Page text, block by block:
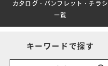
カタログ・パンフレット・チラシ
一覧
キーワードで探す